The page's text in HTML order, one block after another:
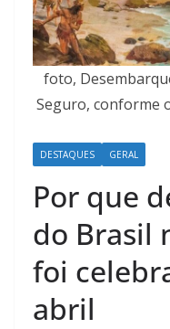
foto,
Seguro, conforme
DESTAQUES GERAL
Por que
do Brasil
foi
abril